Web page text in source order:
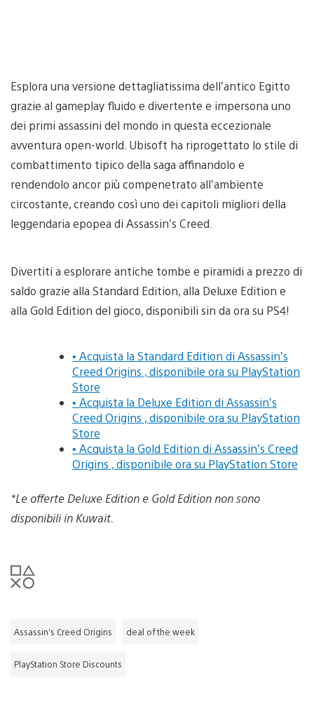
Esplora una versione dettagliatissima dell’antico Egitto
grazie al gameplay fluido e divertente e impersona uno
dei primi assassini del mondo in questa eccezionale
avventura open-world. Ubisoft ha riprogettato lo stile di
combattimento tipico della saga affinandolo e
rendendolo ancor più compenetrato all’ambiente
circostante, creando così uno dei capitoli migliori della
leggendaria epopea di Assassin’s Creed.
Divertiti a esplorare antiche tombe e piramidi a prezzo di
saldo grazie alla Standard Edition, alla Deluxe Edition e
alla Gold Edition del gioco, disponibili sin da ora su PS4!
• Acquista la Standard Edition di Assassin’s
Creed Origins , disponibile ora su PlayStation
Store
• Acquista la Deluxe Edition di Assassin’s
Creed Origins , disponibile ora su PlayStation
Store
• Acquista la Gold Edition di Assassin’s Creed
Origins , disponibile ora su PlayStation Store
*Le offerte Deluxe Edition e Gold Edition non sono
disponibili in Kuwait.
Assassin’s Creed Origins deal of the week
PlayStation Store Discounts